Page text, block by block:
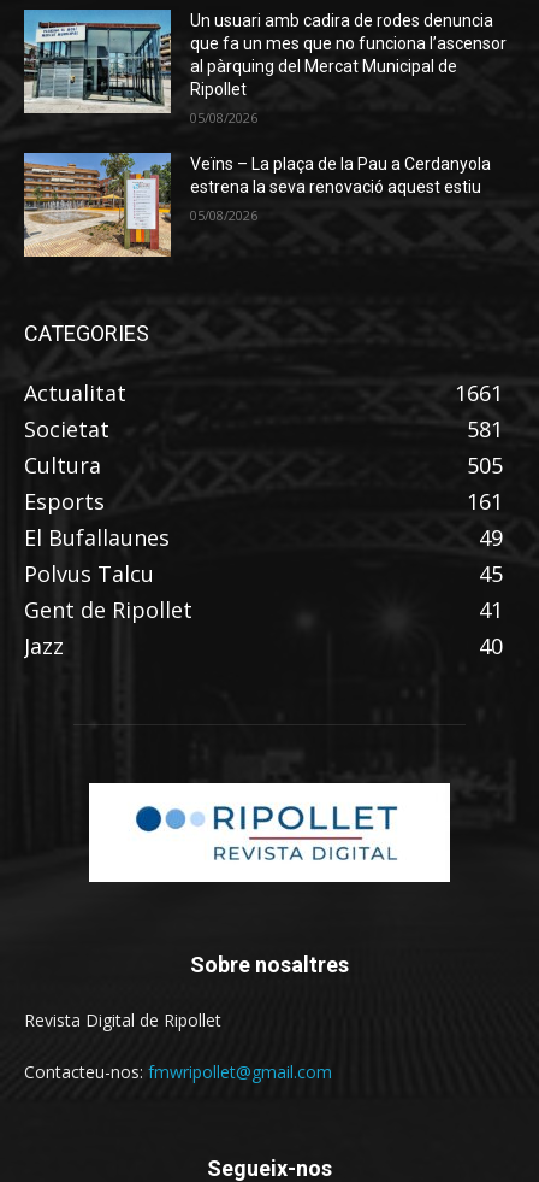
Un usuari amb cadira de rodes denuncia
que fa un mes que no funciona l’ascensor
al pàrquing del Mercat Municipal de
Ripollet
05/08/2026
Veïns – La plaça de la Pau a Cerdanyola
estrena la seva renovació aquest estiu
05/08/2026
CATEGORIES
Actualitat
1661
Societat
581
Cultura
505
Esports
161
El Bufallaunes
49
Polvus Talcu
45
Gent de Ripollet
41
Jazz
40
Sobre nosaltres
Revista Digital de Ripollet
Contacteu-nos: fmwripollet@gmail.com
Segueix-nos